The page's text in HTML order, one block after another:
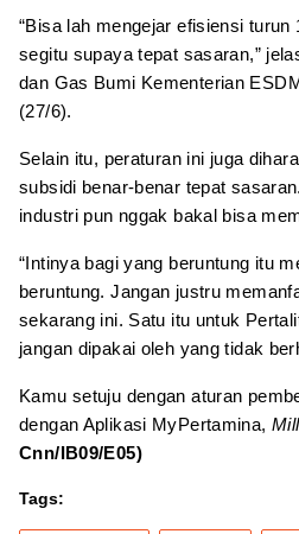
“Bisa lah mengejar efisiensi turun
segitu supaya tepat sasaran,”
dan Gas Bumi Kementerian
(27/6).
Selain itu, peraturan ini juga
subsidi benar-benar tepat
industri pun nggak bakal bisa
“Intinya bagi yang beruntung itu
beruntung. Jangan justru
sekarang ini. Satu itu untuk
jangan dipakai oleh yang tidak
Kamu setuju dengan aturan
dengan Aplikasi MyPertamina,
Cnn/IB09/E05)
Tags: